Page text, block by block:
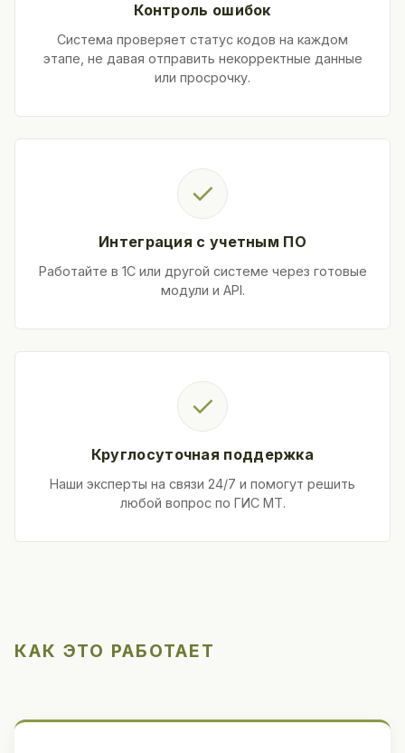
Контроль ошибок
Система проверяет статус кодов на каждом
этапе, не давая отправить некорректные данные
или просрочку.
✓
Интеграция с учетным ПО
Работайте в 1С или другой системе через готовые
модули и API.
✓
Круглосуточная поддержка
Наши эксперты на связи 24/7 и помогут решить
любой вопрос по ГИС МТ.
КАК ЭТО РАБОТАЕТ